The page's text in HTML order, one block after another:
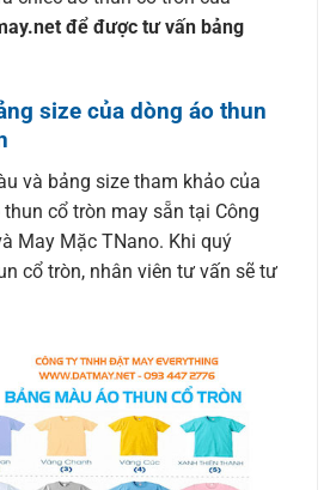
để được tư vấn bảng
size của dòng áo thun
và bảng size tham khảo của
cổ tròn may sẵn tại Công
May Mặc TNano. Khi quý
cổ tròn, nhân viên tư vấn sẽ tư